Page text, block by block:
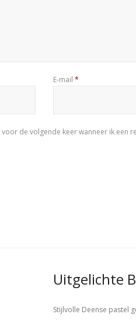
E-mail *
de volgende keer wanneer ik een
Uitgelichte
Stijlvolle Deense pastel